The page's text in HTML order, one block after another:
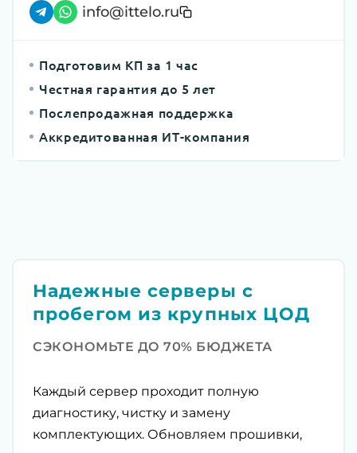
info@ittelo.ru
Подготовим КП за 1 час
Честная гарантия до 5 лет
Послепродажная поддержка
Аккредитованная ИТ-компания
Надежные серверы с
пробегом из крупных ЦОД
СЭКОНОМЬТЕ ДО 70% БЮДЖЕТА
Каждый сервер проходит полную
диагностику, чистку и замену
комплектующих. Обновляем прошивки,